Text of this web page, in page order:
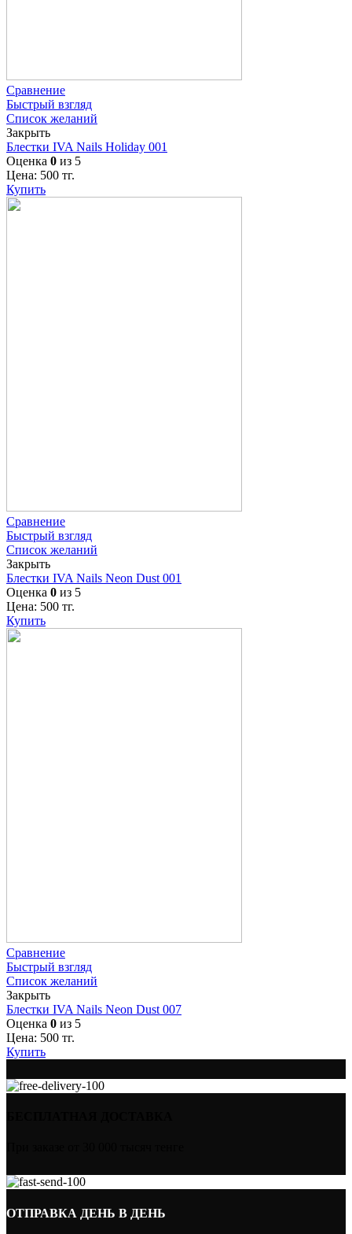
Сравнение
Быстрый взгляд
Список желаний
Закрыть
Блестки IVA Nails Holiday 001
Оценка 0 из 5
Цена: 500 тг.
Купить
Сравнение
Быстрый взгляд
Список желаний
Закрыть
Блестки IVA Nails Neon Dust 001
Оценка 0 из 5
Цена: 500 тг.
Купить
Сравнение
Быстрый взгляд
Список желаний
Закрыть
Блестки IVA Nails Neon Dust 007
Оценка 0 из 5
Цена: 500 тг.
Купить
ОТПРАВКА ДЕНЬ В ДЕНЬ